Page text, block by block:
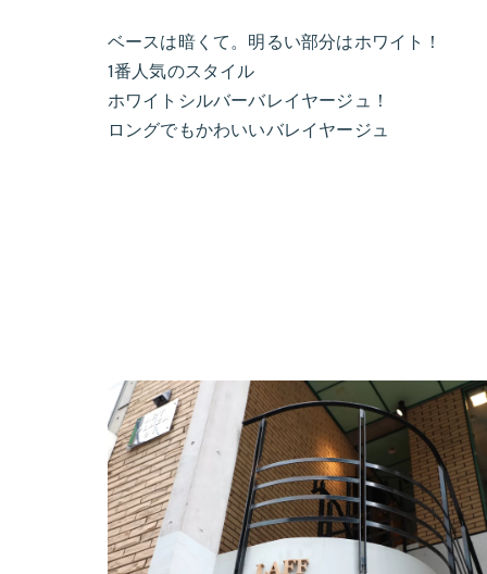
ベースは暗くて。明るい部分はホワイト！
1番人気のスタイル
ホワイトシルバーバレイヤージュ！
ロングでもかわいいバレイヤージュ